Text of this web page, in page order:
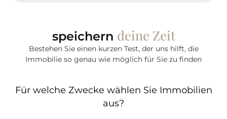
speichern deine Zeit
Bestehen Sie einen kurzen Test, der uns hilft, die
Immobilie so genau wie möglich für Sie zu finden
Für welche Zwecke wählen Sie Immobilien
aus?